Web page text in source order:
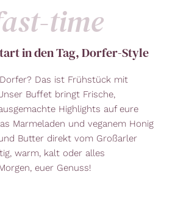
time
in den Tag, Dorfer-Style
Das ist Frühstück mit
Buffet bringt Frische,
Highlights auf eure
Marmeladen und veganem Honig
Butter direkt vom Großarler
warm, kalt oder alles
euer Genuss!